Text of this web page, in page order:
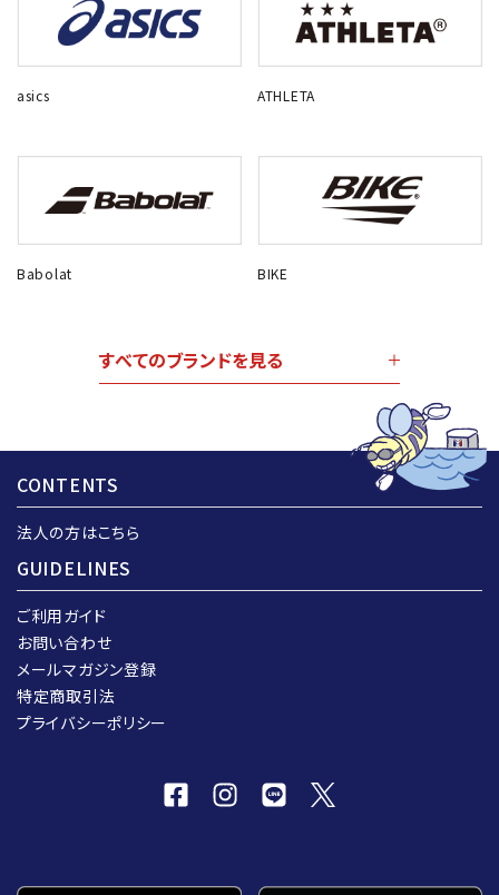
asics ATHLETA
Babolat BIKE
すべてのブランドを見る
CONTENTS
法人の方はこちら
GUIDELINES
ご利用ガイド
お問い合わせ
メールマガジン登録
特定商取引法
プライバシーポリシー